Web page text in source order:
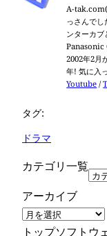
A-
っさんで
ンターカ
Panasonic
2002年2月
年! 気に入
Youtube /
タグ:
ドラマ
カテゴリ一覧
アーカイブ
トップソフトウ